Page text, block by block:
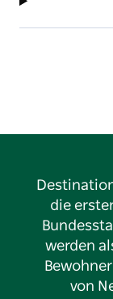
die
werden
von